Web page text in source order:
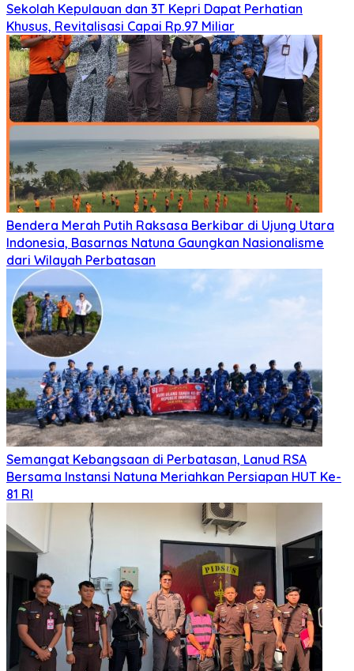
Sekolah Kepulauan dan 3T Kepri Dapat Perhatian
Khusus, Revitalisasi Capai Rp.97 Miliar
Bendera Merah Putih Raksasa Berkibar di Ujung Utara
Indonesia, Basarnas Natuna Gaungkan Nasionalisme
dari Wilayah Perbatasan
Semangat Kebangsaan di Perbatasan, Lanud RSA
Bersama Instansi Natuna Meriahkan Persiapan HUT Ke-
81 RI